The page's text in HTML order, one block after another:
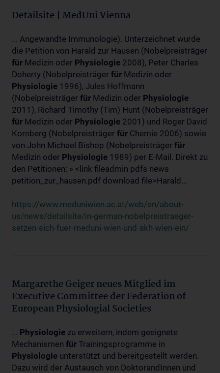
Detailsite | MedUni Vienna
... Angewandte Immunologie). Unterzeichnet wurde
die Petition von Harald zur Hausen (Nobelpreisträger
für Medizin oder Physiologie 2008), Peter Charles
Doherty (Nobelpreisträger für Medizin oder
Physiologie 1996), Jules Hoffmann
(Nobelpreisträger für Medizin oder Physiologie
2011), Richard Timothy (Tim) Hunt (Nobelpreisträger
für Medizin oder Physiologie 2001) und Roger David
Kornberg (Nobelpreisträger für Chemie 2006) sowie
von John Michael Bishop (Nobelpreisträger für
Medizin oder Physiologie 1989) per E-Mail. Direkt zu
den Petitionen: » <link fileadmin pdfs news
petition_zur_hausen.pdf download file>Harald...
https://www.meduniwien.ac.at/web/en/about-
us/news/detailsite/in-german-nobelpreistraeger-
setzen-sich-fuer-meduni-wien-und-akh-wien-ein/
Margarethe Geiger neues Mitglied im
Executive Committee der Federation of
European Physiologial Societies
... Physiologie zu erweitern, indem geeignete
Mechanismen für Trainingsprogramme in
Physiologie unterstützt und bereitgestellt werden.
Dazu wird der Austausch von DoktorandInnen und